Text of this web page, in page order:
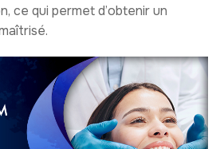
ce qui permet d’obtenir un